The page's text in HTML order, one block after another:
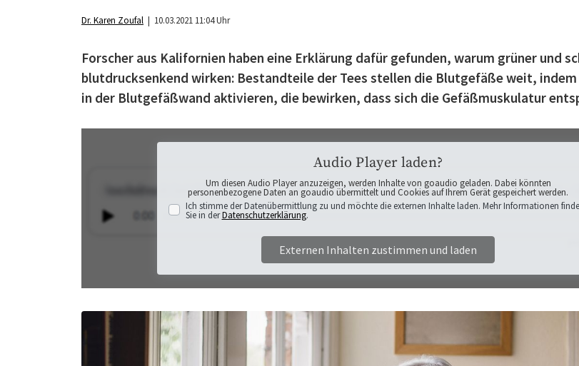
Dr. Karen Zoufal | 10.03.2021 11:04 Uhr
Forscher aus Kalifornien haben eine Erklärung dafür gefunden, warum grüner und
blutdrucksenkend wirken: Bestandteile der Tees stellen die Blutgefäße weit,
in der Blutgefäßwand aktivieren, die bewirken, dass sich die Gefäßmuskulatur
Audio Player laden?
Um diesen Audio Player anzuzeigen, werden Inhalte von goaudio geladen. Dabei könnten
personenbezogene Daten an goaudio übermittelt und Cookies auf Ihrem Gerät gespeichert werden.
Ich stimme der Datenübermittlung zu und möchte die externen Inhalte laden. Mehr Informationen
Sie in derDatenschutzerklärung.
Externen Inhalten zustimmen und laden